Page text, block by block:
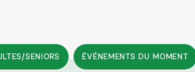
SENIORS ÉVÉNEMENTS DU MOMENT